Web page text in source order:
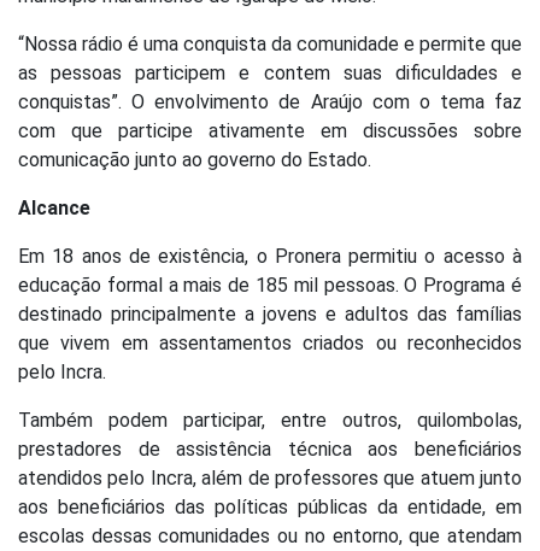
“Nossa rádio é uma conquista da comunidade e permite que
as pessoas participem e contem suas dificuldades e
conquistas”. O envolvimento de Araújo com o tema faz
com que participe ativamente em discussões sobre
comunicação junto ao governo do Estado.
Alcance
Em 18 anos de existência, o Pronera permitiu o acesso à
educação formal a mais de 185 mil pessoas. O Programa é
destinado principalmente a jovens e adultos das famílias
que vivem em assentamentos criados ou reconhecidos
pelo Incra.
Também podem participar, entre outros, quilombolas,
prestadores de assistência técnica aos beneficiários
atendidos pelo Incra, além de professores que atuem junto
aos beneficiários das políticas públicas da entidade, em
escolas dessas comunidades ou no entorno, que atendam